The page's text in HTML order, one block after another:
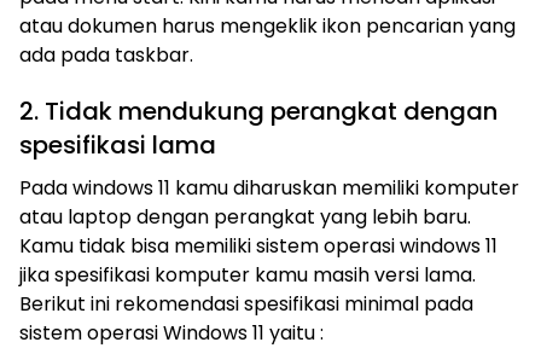
atau dokumen harus mengeklik ikon pencarian yang
ada pada taskbar.
2. Tidak mendukung perangkat dengan
spesifikasi lama
Pada windows 11 kamu diharuskan memiliki komputer
atau laptop dengan perangkat yang lebih baru.
Kamu tidak bisa memiliki sistem operasi windows 11
jika spesifikasi komputer kamu masih versi lama.
Berikut ini rekomendasi spesifikasi minimal pada
sistem operasi Windows 11 yaitu :